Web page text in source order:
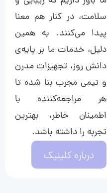
سلامت، در کنار هم معنا
پیدا می‌کنند. به همین
دلیل، خدمات ما بر پایه‌ی
دانش روز، تجهیزات مدرن
و تیمی مجرب بنا شده تا
هر مراجعه‌کننده با
اطمینان خاطر، بهترین
تجربه را داشته باشد.
درباره کلینیک